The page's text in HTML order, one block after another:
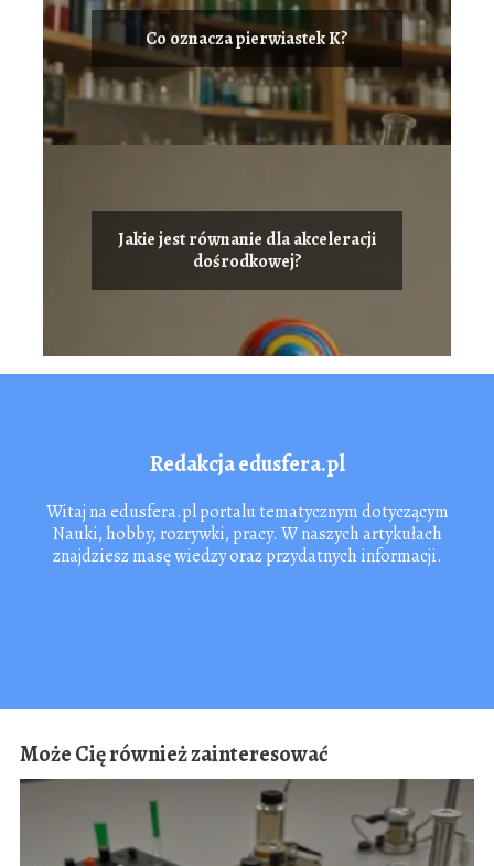
Co oznacza pierwiastek K?
Jakie jest równanie dla akceleracji
dośrodkowej?
Redakcja edusfera.pl
Witaj na edusfera.pl portalu tematycznym dotyczącym
Nauki, hobby, rozrywki, pracy. W naszych artykułach
znajdziesz masę wiedzy oraz przydatnych informacji.
Może Cię również zainteresować